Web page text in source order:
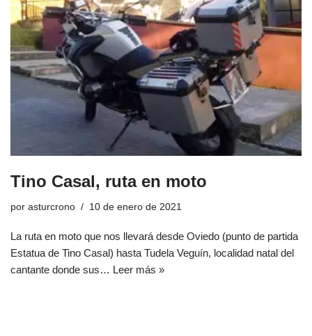
Tino Casal, ruta en moto
por asturcrono 10 de enero de 2021
La ruta en moto que nos llevará desde Oviedo (punto de partida
Estatua de Tino Casal) hasta Tudela Veguín, localidad natal del
cantante donde sus… Leer más »